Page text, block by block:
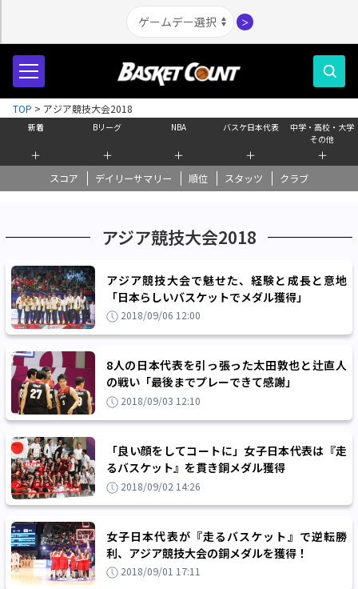
＞
新着
＋
Bリーグ
＋
NBA
＋
バスケ日本代表
＋
中学・高校・大学
その他
＋
スコア デイリーサマリー 順位 スタッツ クラブ
TOP > アジア競技大会2018
アジア競技大会2018
アジア競技大会で魅せた、経験と成長と意地
「日本らしいバスケットでメダル獲得」
2018/09/06 12:00
8人の日本代表を引っ張った太田敦也と辻直人
の戦い「最後までプレーできて感謝」
2018/09/03 12:10
「良い顔をしてコートに」女子日本代表は『走
るバスケット』を貫き銅メダル獲得
2018/09/02 14:26
女子日本代表が『走るバスケット』で逆転勝
利、アジア競技大会の銅メダルを獲得！
2018/09/01 17:11